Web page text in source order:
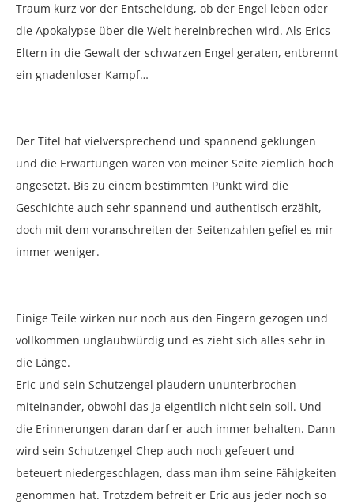
Traum kurz vor der Entscheidung, ob der Engel leben oder
die Apokalypse über die Welt hereinbrechen wird. Als Erics
Eltern in die Gewalt der schwarzen Engel geraten, entbrennt
ein gnadenloser Kampf…
Der Titel hat vielversprechend und spannend geklungen
und die Erwartungen waren von meiner Seite ziemlich hoch
angesetzt. Bis zu einem bestimmten Punkt wird die
Geschichte auch sehr spannend und authentisch erzählt,
doch mit dem voranschreiten der Seitenzahlen gefiel es mir
immer weniger.
Einige Teile wirken nur noch aus den Fingern gezogen und
vollkommen unglaubwürdig und es zieht sich alles sehr in
die Länge.
Eric und sein Schutzengel plaudern ununterbrochen
miteinander, obwohl das ja eigentlich nicht sein soll. Und
die Erinnerungen daran darf er auch immer behalten. Dann
wird sein Schutzengel Chep auch noch gefeuert und
beteuert niedergeschlagen, dass man ihm seine Fähigkeiten
genommen hat. Trotzdem befreit er Eric aus jeder noch so